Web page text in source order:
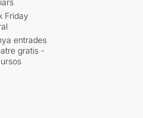
Friday
entrades
gratis -